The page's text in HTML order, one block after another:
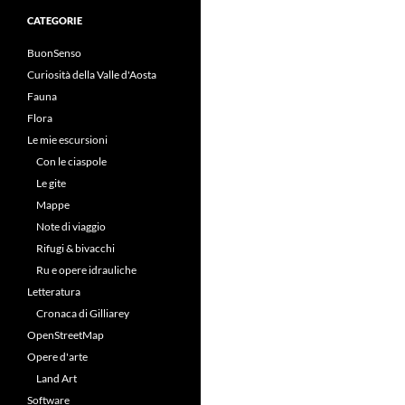
CATEGORIE
BuonSenso
Curiosità della Valle d'Aosta
Fauna
Flora
Le mie escursioni
Con le ciaspole
Le gite
Mappe
Note di viaggio
Rifugi & bivacchi
Ru e opere idrauliche
Letteratura
Cronaca di Gilliarey
OpenStreetMap
Opere d'arte
Land Art
Software